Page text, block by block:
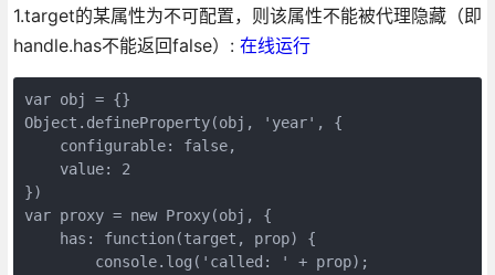
1.target的某属性为不可配置，则该属性不能被代理隐藏（即
handle.has不能返回false）: 在线运行
var obj = {}
Object.defineProperty(obj, 'year', {
    configurable: false,
    value: 2
})
var proxy = new Proxy(obj, {
    has: function(target, prop) {
        console.log('called: ' + prop);